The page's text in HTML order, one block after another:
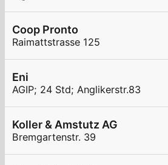
Coop Pronto
Raimattstrasse 125
Eni
AGIP; 24 Std; Anglikerstr.83
Koller & Amstutz AG
Bremgartenstr. 39